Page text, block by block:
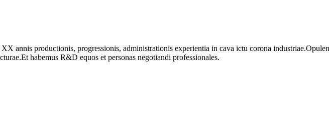
annis productionis, progressionis, administrationis experientia in cava ictu corona
habemus R&D equos et personas negotiandi professionales.